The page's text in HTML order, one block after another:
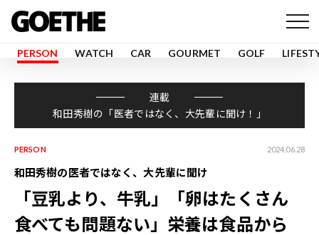
PERSON WATCH CAR GOURMET GOLF
連載
和田秀樹の「医者ではなく、大先輩に聞け！」
PERSON 2024.06.28
和田秀樹の医者ではなく、大先輩に聞け
「豆乳より、牛乳」「卵はたくさん
食べても問題ない」栄養は食品から